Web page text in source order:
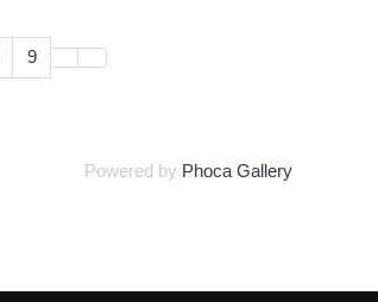
9
Powered by Phoca Gallery